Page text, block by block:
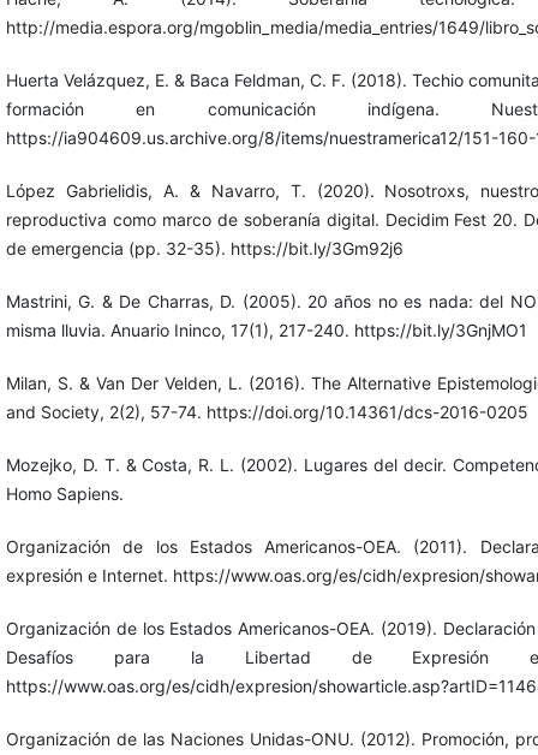
http://media.espora.org/mgoblin_media/media_entries/1649/
Huerta Velázquez, E. & Baca Feldman, C. F. (2018). Techio
formación en comunicación indígena.
https://ia904609.us.archive.org/8/items/nuestramerica12/151-
López Gabrielidis, A. & Navarro, T. (2020). Nosotroxs,
reproductiva como marco de soberanía digital. Decidim Fest 20.
de emergencia (pp. 32-35). https://bit.ly/3Gm92j6
Mastrini, G. & De Charras, D. (2005). 20 años no es nada: del
misma lluvia. Anuario Ininco, 17(1), 217-240. https://bit.ly/3GnjMO1
Milan, S. & Van Der Velden, L. (2016). The Alternative
and Society, 2(2), 57-74. https://doi.org/10.14361/dcs-2016-0205
Mozejko, D. T. & Costa, R. L. (2002). Lugares del decir.
Homo Sapiens.
Organización de los Estados Americanos-OEA. (2011).
expresión e Internet. https://www.oas.org/es/cidh/expresion/
Organización de los Estados Americanos-OEA. (2019).
Desafíos para la Libertad de Expresión
https://www.oas.org/es/cidh/expresion/
Organización de las Naciones Unidas-ONU. (2012). Promoción,